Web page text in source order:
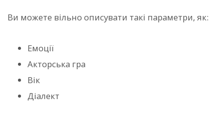
Ви можете вільно описувати такі параметри, як:
Емоції
Акторська гра
Вік
Діалект